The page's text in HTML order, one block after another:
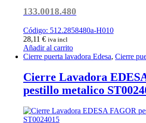
133.0018.480
Código: 512.2858480a-H010
28,11 € iva incl
Añadir al carrito
Cierre puerta lavadora Edesa, Cierre
Cierre Lavadora
pestillo metalico